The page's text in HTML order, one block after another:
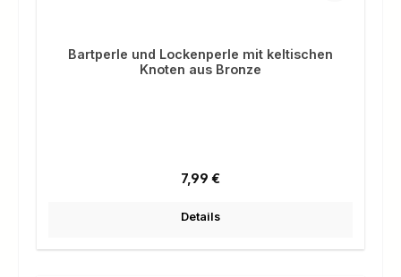
Bartperle und Lockenperle mit keltischen
Knoten aus Bronze
Regulärer Preis:
7,99 €
Details